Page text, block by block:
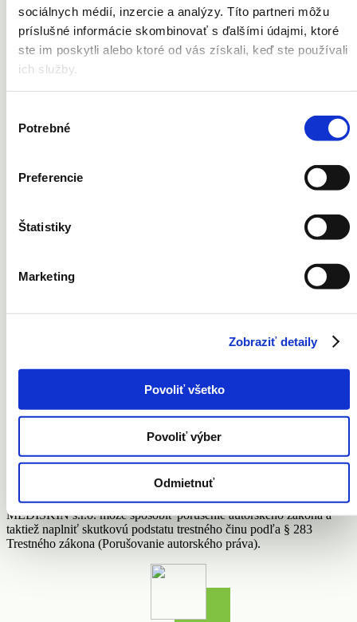
sociálnych médií, inzercie a analýzy. Títo partneri môžu
príslušné informácie skombinovať s ďalšími údajmi, ktoré
ste im poskytli alebo ktoré od vás získali, keď ste používali
ich služby.
súhlasu
Potrebné
Preferencie
Štatistiky
Marketing
Zobraziť detaily
Povoliť všetko
Povoliť výber
Odmietnuť
Pery
Pleť
Ochlpenie
Telo
Potenie
Ruky
Cenník
© 2018 MEDISKIN s.r.o. všetky práva vyhradené | MEDISKIN
M:+421 0903 029 754| M:+421 905 327 010|
Ochrana osobných údajov
Žiadosť o zaslanie výpisu zo zdravotnej
dokumentácie
Texty zverejnené na tejto webstránke sú výsledkom tvorivej
duševnej činnosti, pričom ich použitie bez súhlasu spoločnosti
MEDISKIN s.r.o. môže spôsobiť porušenie autorského zákona a
taktiež naplniť skutkovú podstatu trestného činu podľa § 283
Trestného zákona (Porušovanie autorského práva).